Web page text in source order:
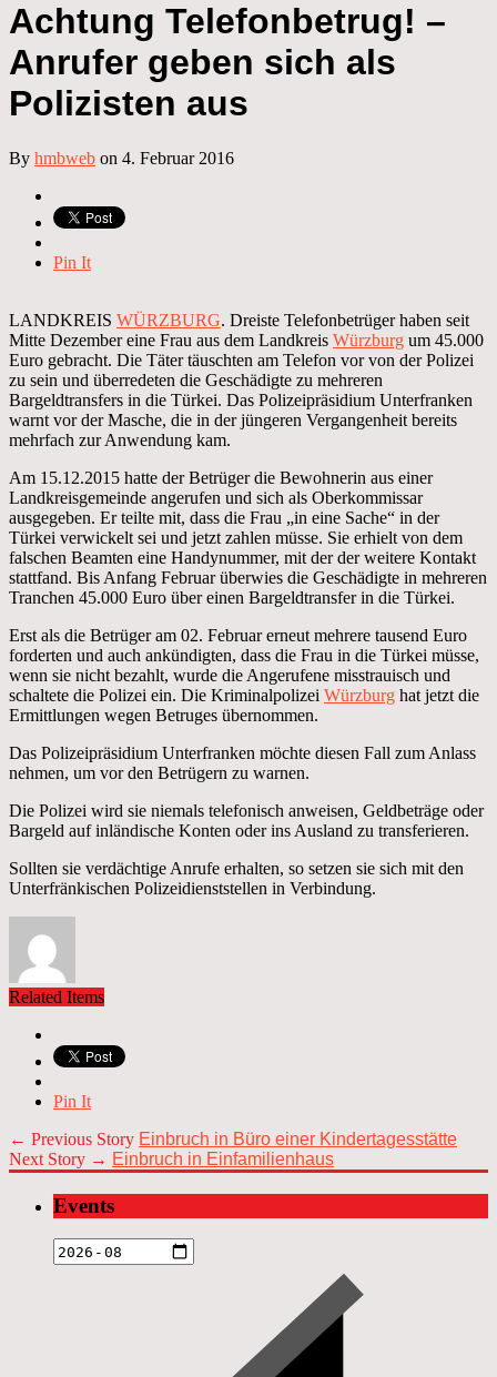
Achtung Telefonbetrug! –
Anrufer geben sich als
Polizisten aus
By hmbweb on 4. Februar 2016
Pin It
LANDKREIS WÜRZBURG. Dreiste Telefonbetrüger haben seit
Mitte Dezember eine Frau aus dem Landkreis Würzburg um 45.000
Euro gebracht. Die Täter täuschten am Telefon vor von der Polizei
zu sein und überredeten die Geschädigte zu mehreren
Bargeldtransfers in die Türkei. Das Polizeipräsidium Unterfranken
warnt vor der Masche, die in der jüngeren Vergangenheit bereits
mehrfach zur Anwendung kam.
Am 15.12.2015 hatte der Betrüger die Bewohnerin aus einer
Landkreisgemeinde angerufen und sich als Oberkommissar
ausgegeben. Er teilte mit, dass die Frau „in eine Sache“ in der
Türkei verwickelt sei und jetzt zahlen müsse. Sie erhielt von dem
falschen Beamten eine Handynummer, mit der der weitere Kontakt
stattfand. Bis Anfang Februar überwies die Geschädigte in mehreren
Tranchen 45.000 Euro über einen Bargeldtransfer in die Türkei.
Erst als die Betrüger am 02. Februar erneut mehrere tausend Euro
forderten und auch ankündigten, dass die Frau in die Türkei müsse,
wenn sie nicht bezahlt, wurde die Angerufene misstrauisch und
schaltete die Polizei ein. Die Kriminalpolizei Würzburg hat jetzt die
Ermittlungen wegen Betruges übernommen.
Das Polizeipräsidium Unterfranken möchte diesen Fall zum Anlass
nehmen, um vor den Betrügern zu warnen.
Die Polizei wird sie niemals telefonisch anweisen, Geldbeträge oder
Bargeld auf inländische Konten oder ins Ausland zu transferieren.
Sollten sie verdächtige Anrufe erhalten, so setzen sie sich mit den
Unterfränkischen Polizeidienststellen in Verbindung.
Related Items
Pin It
← Previous Story Einbruch in Büro einer Kindertagesstätte
Next Story → Einbruch in Einfamilienhaus
Events